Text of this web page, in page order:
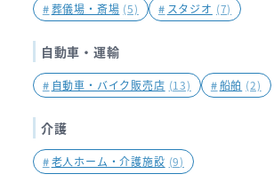
#葬儀場・斎場 (5) # スタジオ (7)
自動車・運輸
# 自動車・バイク販売店 (13) #船舶 (2)
介護
#老人ホーム・介護施設 (9)